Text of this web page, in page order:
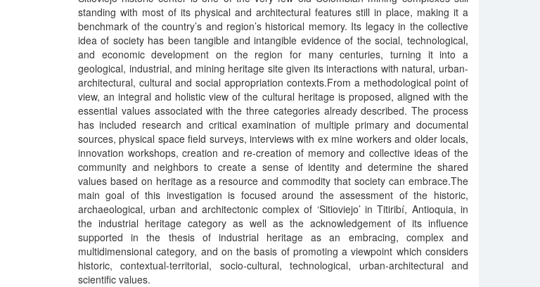
standing with most of its physical and architectural features still in place, making it a
benchmark of the country’s and region’s historical memory. Its legacy in the collective
idea of society has been tangible and intangible evidence of the social, technological,
and economic development on the region for many centuries, turning it into a
geological, industrial, and mining heritage site given its interactions with natural, urban-
architectural, cultural and social appropriation contexts.From a methodological point of
view, an integral and holistic view of the cultural heritage is proposed, aligned with the
essential values associated with the three categories already described. The process
has included research and critical examination of multiple primary and documental
sources, physical space field surveys, interviews with ex mine workers and older locals,
innovation workshops, creation and re-creation of memory and collective ideas of the
community and neighbors to create a sense of identity and determine the shared
values based on heritage as a resource and commodity that society can embrace.The
main goal of this investigation is focused around the assessment of the historic,
archaeological, urban and architectonic complex of ‘Sitioviejo’ in Titiribí, Antioquia, in
the industrial heritage category as well as the acknowledgement of its influence
supported in the thesis of industrial heritage as an embracing, complex and
multidimensional category, and on the basis of promoting a viewpoint which considers
historic, contextual-territorial, socio-cultural, technological, urban-architectural and
scientific values.